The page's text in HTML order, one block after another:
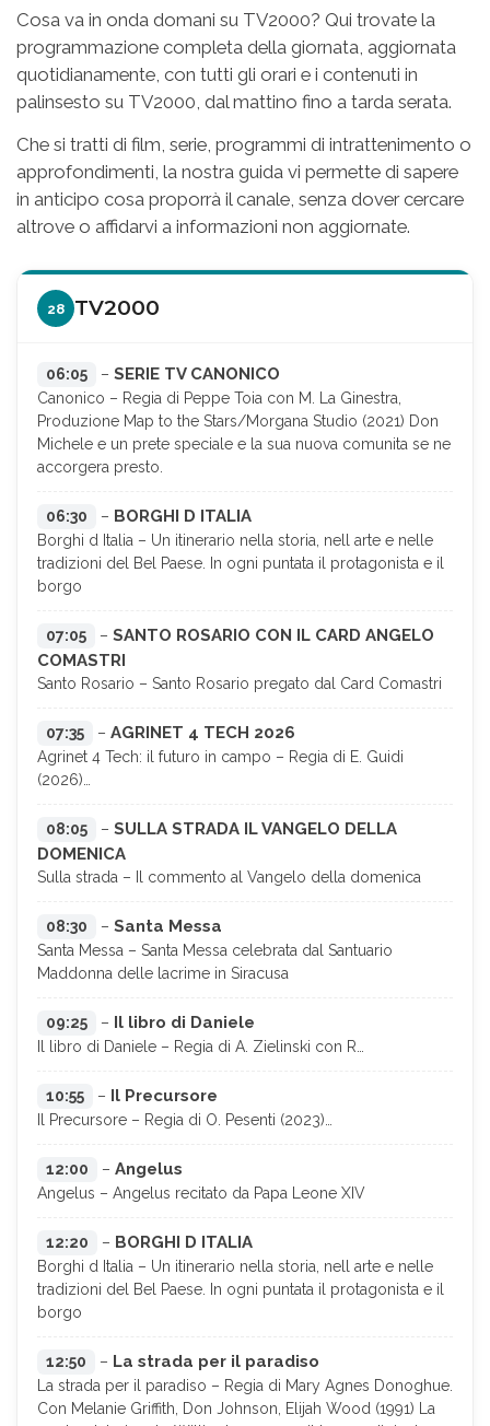
Cosa va in onda domani su TV2000? Qui trovate la
programmazione completa della giornata, aggiornata
quotidianamente, con tutti gli orari e i contenuti in
palinsesto su TV2000, dal mattino fino a tarda serata.
Che si tratti di film, serie, programmi di intrattenimento o
approfondimenti, la nostra guida vi permette di sapere
in anticipo cosa proporrà il canale, senza dover cercare
altrove o affidarvi a informazioni non aggiornate.
28 TV2000
06:05 – SERIE TV CANONICO
Canonico – Regia di Peppe Toia con M. La Ginestra,
Produzione Map to the Stars/Morgana Studio (2021) Don
Michele e un prete speciale e la sua nuova comunita se ne
accorgera presto.
06:30 – BORGHI D ITALIA
Borghi d Italia – Un itinerario nella storia, nell arte e nelle
tradizioni del Bel Paese. In ogni puntata il protagonista e il
borgo
07:05 – SANTO ROSARIO CON IL CARD ANGELO
COMASTRI
Santo Rosario – Santo Rosario pregato dal Card Comastri
07:35 – AGRINET 4 TECH 2026
Agrinet 4 Tech: il futuro in campo – Regia di E. Guidi
(2026)…
08:05 – SULLA STRADA IL VANGELO DELLA
DOMENICA
Sulla strada – Il commento al Vangelo della domenica
08:30 – Santa Messa
Santa Messa – Santa Messa celebrata dal Santuario
Maddonna delle lacrime in Siracusa
09:25 – Il libro di Daniele
Il libro di Daniele – Regia di A. Zielinski con R…
10:55 – Il Precursore
Il Precursore – Regia di O. Pesenti (2023)…
12:00 – Angelus
Angelus – Angelus recitato da Papa Leone XIV
12:20 – BORGHI D ITALIA
Borghi d Italia – Un itinerario nella storia, nell arte e nelle
tradizioni del Bel Paese. In ogni puntata il protagonista e il
borgo
12:50 – La strada per il paradiso
La strada per il paradiso – Regia di Mary Agnes Donoghue.
Con Melanie Griffith, Don Johnson, Elijah Wood (1991) La